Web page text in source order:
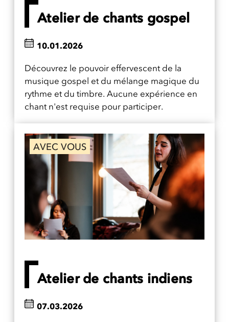
Atelier de chants gospel
Découvrez le pouvoir effervescent de la
musique gospel et du mélange magique du
rythme et du timbre. Aucune expérience en
chant n'est requise pour participer.
10.01.2026
AVEC VOUS
Atelier de chants indiens
07.03.2026